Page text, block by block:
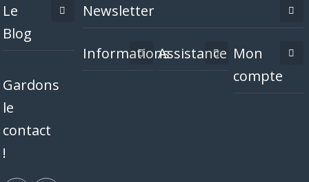
Le
Blog
Gardons
le
contact
!
Newsletter
InformationsAssistance Mon
compte